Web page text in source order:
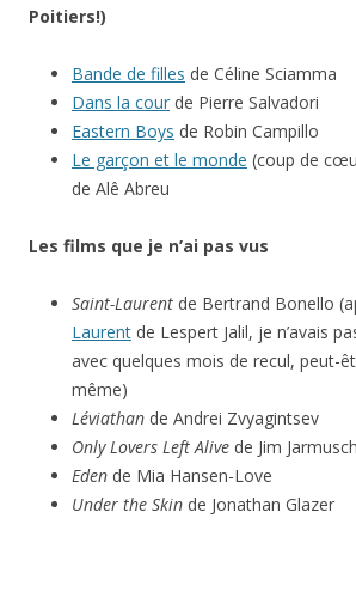
Poitiers!)
Bande de filles de Céline Sciamma
Dans la cour de Pierre Salvadori
Eastern Boys de Robin Campillo
Le garçon et le monde (coup de
de Alê Abreu
Les films que je n’ai pas vus
Saint-Laurent de Bertrand Bonello
Laurent de Lespert Jalil, je n’avais
avec quelques mois de recul, peut-
même)
Léviathan de Andrei Zvyagintsev
Only Lovers Left Alive de Jim Jarmusch
Eden de Mia Hansen-Love
Under the Skin de Jonathan Glazer